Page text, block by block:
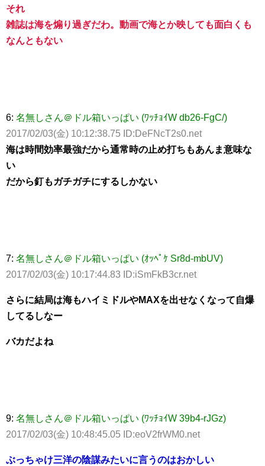
それ
雑誌は海を煽り過ぎだわ。動画で海とか映しても面白くも
なんともない
6: 名無しさん＠ドル箱いっぱい (ﾜｯﾁｮｲW db26-FgC/)
2017/02/03(金) 10:12:38.75 ID:DeFNcT2s0.net
海は時間効率最強だから通常時の止め打ちもあんま意味な
い
だから釘もガチガチにするしかない
7: 名無しさん＠ドル箱いっぱい (ｵｯﾍﾟｹ Sr8d-mbUV)
2017/02/03(金) 10:17:44.83 ID:iSmFkB3cr.net
さらに結局は海もハイミドルやMAXを出せなくなって自爆
してるしなー
バカだよね
9: 名無しさん＠ドル箱いっぱい (ﾜｯﾁｮｲW 39b4-rJGz)
2017/02/03(金) 10:48:45.05 ID:eoV2frWM0.net
ぶっちゃけ三洋の陰謀みたいに言うのはおかしい